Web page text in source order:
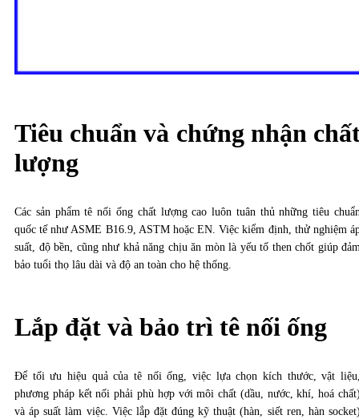
Tiêu chuẩn và chứng nhận
lượng
Các sản phẩm tê nối ống chất lượng cao luôn tuân thủ những tiêu
quốc tế như ASME B16.9, ASTM hoặc EN. Việc kiểm định, thử nghiệm
suất, độ bền, cũng như khả năng chịu ăn mòn là yếu tố then chốt giúp
bảo tuổi thọ lâu dài và độ an toàn cho hệ thống.
Lắp đặt và bảo trì tê nối ống
Để tối ưu hiệu quả của tê nối ống, việc lựa chọn kích thước, vật
phương pháp kết nối phải phù hợp với môi chất (dầu, nước, khí, hoá
và áp suất làm việc. Việc lắp đặt đúng kỹ thuật (hàn, siết ren, hàn